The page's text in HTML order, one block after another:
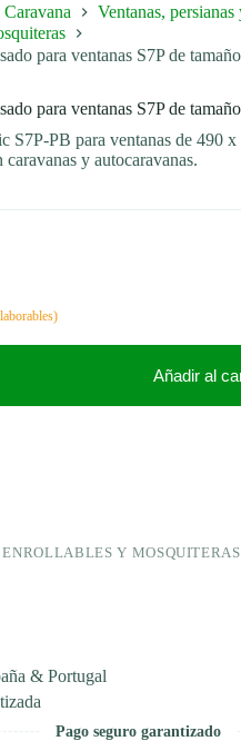
Ventanas, persianas
para ventanas S7P de
para ventanas S7P de
S7P-PB para ventanas de 490
y autocaravanas.
Añadir al
ENROLLABLES Y MOSQUITERAS
& Portugal
Pago seguro garantizado